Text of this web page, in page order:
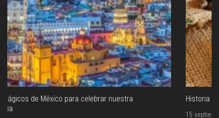
Historia de la palanqueta, un postre muy mexicano